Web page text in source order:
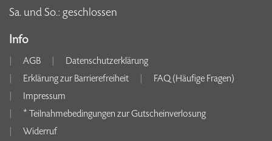
Sa. und So.: geschlossen
Info
AGB
Datenschutzerklärung
Erklärung zur Barrierefreiheit
FAQ (Häufige Fragen)
Impressum
* Teilnahmebedingungen zur Gutscheinverlosung
Widerruf